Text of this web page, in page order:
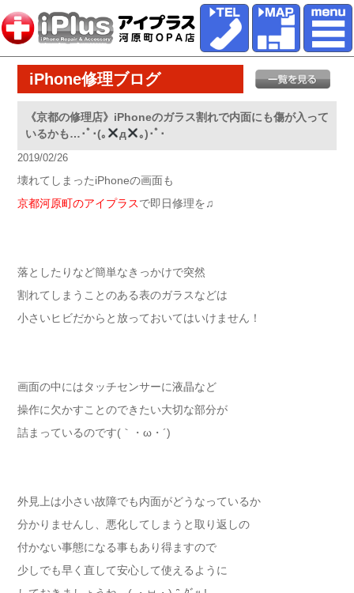
iPhone修理ブログ
《京都の修理店》iPhoneのガラス割れで内面にも傷が入って
いるかも…･ﾟ･(｡
д ｡)･ﾟ･
2019/02/26
壊れてしまったiPhoneの画面も
京都河原町のアイプラスで即日修理を♫
落としたりなど簡単なきっかけで突然
割れてしまうことのある表のガラスなどは
小さいヒビだからと放っておいてはいけません！
画面の中にはタッチセンサーに液晶など
操作に欠かすことのできたい大切な部分が
詰まっているのです(｀・ω・´)
外見上は小さい故障でも内面がどうなっているか
分かりませんし、悪化してしまうと取り返しの
付かない事態になる事もあり得ますので
少しでも早く直して安心して使えるように